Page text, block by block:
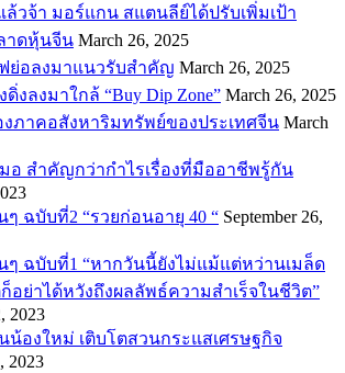
วจ้า มอร์แกน สแตนลีย์ได้ปรับเพิ่มเป้า
าดหุ้นจีน March 26, 2025
ฟย่อลงมาแนวรับสำคัญ March 26, 2025
ดิ่งลงมาใกล้ “Buy Dip Zone” March 26, 2025
ภาคอสังหาริมทรัพย์ของประเทศจีน March
อ สำคัญกว่ากำไรเรื่องที่มืออาชีพรู้กัน
ๆ ฉบับที่2 “รวยก่อนอายุ 40 “ September 26,
ๆ ฉบับที่1 “หากวันนี้ยังไม่แม้แต่หว่านเมล็ด
อย่าได้หวังถึงผลลัพธ์ความสำเร็จในชีวิต”
2023
น้องใหม่ เติบโตสวนกระแสเศรษฐกิจ
2023